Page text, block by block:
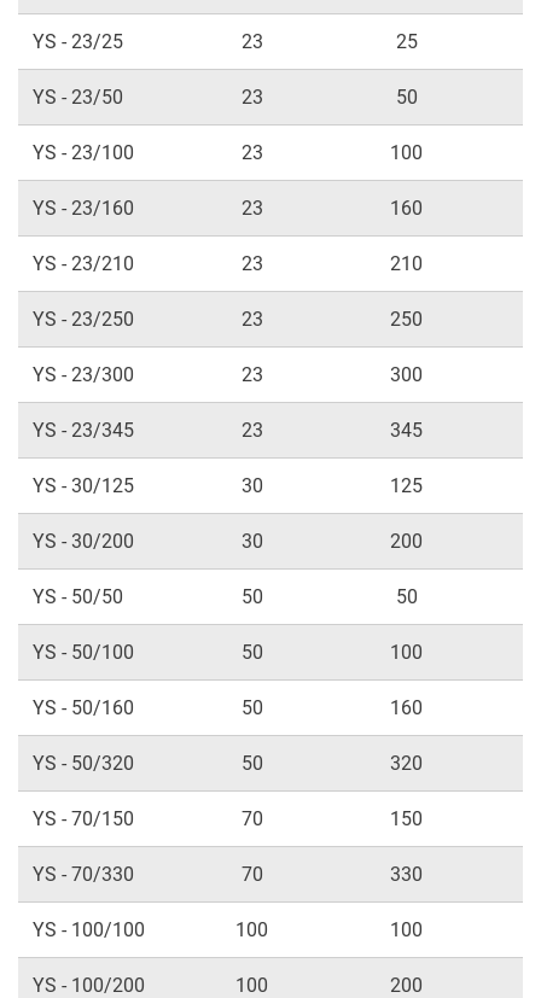
YS - 23/25 23 25
YS - 23/50 23 50
YS - 23/100 23 100
YS - 23/160 23 160
YS - 23/210 23 210
YS - 23/250 23 250
YS - 23/300 23 300
YS - 23/345 23 345
YS - 30/125 30 125
YS - 30/200 30 200
YS - 50/50 50 50
YS - 50/100 50 100
YS - 50/160 50 160
YS - 50/320 50 320
YS - 70/150 70 150
YS - 70/330 70 330
YS - 100/100 100 100
YS - 100/200 100 200